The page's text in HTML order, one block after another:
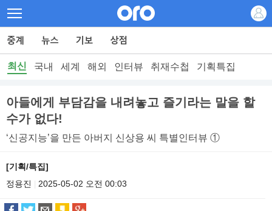
최신 국내 세계 해외 인터뷰 취재수첩 기획특집
아들에게 부담감을 내려놓고 즐기라는 말을 할
수가 없다!
‘신공지능’을 만든 아버지 신상용 씨 특별인터뷰 ①
[기획/특집]
정용진
2025-05-02 오전 00:03